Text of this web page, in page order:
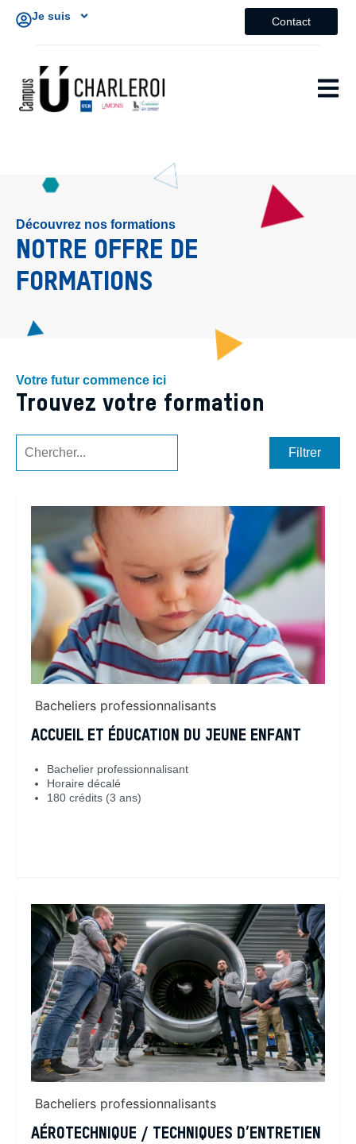
Je suis Contact
Découvrez nos formations
NOTRE OFFRE DE
FORMATIONS
Votre futur commence ici
Trouvez votre formation
Filtrer
Bacheliers professionnalisants
ACCUEIL ET ÉDUCATION DU JEUNE ENFANT
Bachelier professionnalisant
Horaire décalé
180 crédits (3 ans)
Bacheliers professionnalisants
AÉROTECHNIQUE / TECHNIQUES D’ENTRETIEN